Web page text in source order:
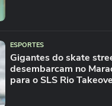
ESPORTES
Gigantes do skate
desembarcam no
para o SLS Rio